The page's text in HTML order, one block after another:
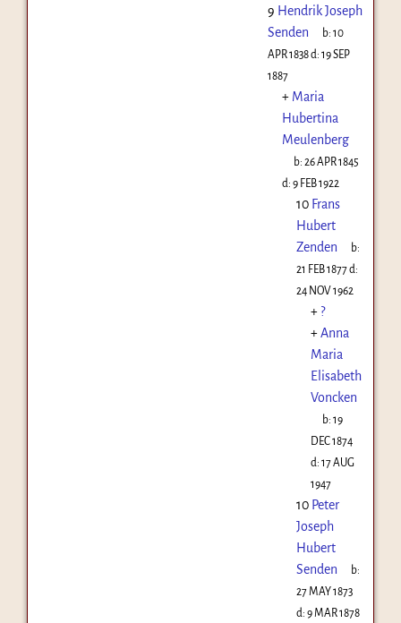
9 Hendrik Joseph
Senden
b:10
APR 1838d: 19 SEP
1887
+ Maria
Hubertina
Meulenberg
b:26 APR 1845
d: 9 FEB 1922
10 Frans
Hubert
Zenden
b:
21 FEB 1877d:
24 NOV 1962
+ ?
+Anna
Maria
Elisabeth
Voncken
b:19
DEC 1874
d: 17 AUG
1947
10 Peter
Joseph
Hubert
Senden
b:
27 MAY 1873
d: 9 MAR 1878